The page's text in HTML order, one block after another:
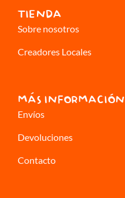
TIENDA
Sobre nosotros
Creadores Locales
MÁS INFORMACIÓN
Envíos
Devoluciones
Contacto